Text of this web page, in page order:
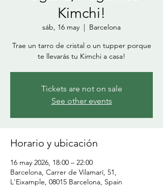
Kimchi!
sáb, 16 may
  |
Barcelona
Trae un tarro de cristal o un tupper porque
Tickets are not on sale
See other events
Horario y ubicación
16 may 2026, 18:00 – 22:00
Barcelona, Carrer de Vilamarí, 51,
L'Eixample, 08015 Barcelona, Spain